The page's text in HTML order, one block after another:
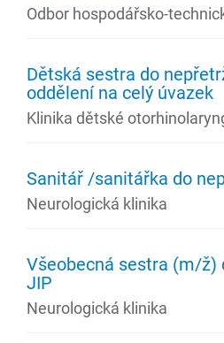
Odbor hospodářsko-
Dětská sestra do
oddělení na celý úvazek
Klinika dětské
Sanitář /sanitářka do
Neurologická klinika
Všeobecná sestra (m/ž)
JIP
Neurologická klinika